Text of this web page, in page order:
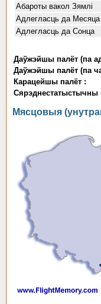
Абароты вакол Зямлі
Адлегласць да Месяца
Адлегласць да Сонца
Даўжэйшы палёт (па
Даўжэйшы палёт (па
Карацейшы палёт :
Сярэднестатыстычны
Мясцовыя